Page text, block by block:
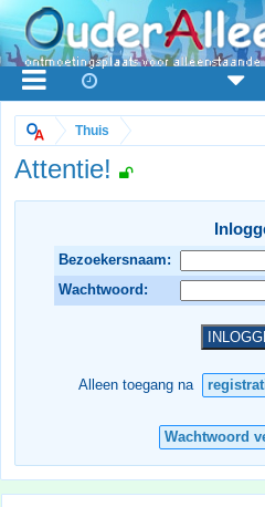
Thuis
Attentie!
Bezoekersnaam:
Wachtwoord:
Alleen toegang na
Wachtwoord